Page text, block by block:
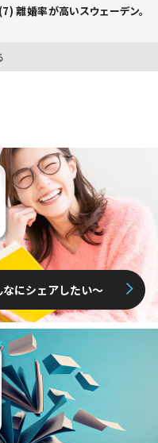
離婚率が高いスウェーデン。
なにシェアしたい〜